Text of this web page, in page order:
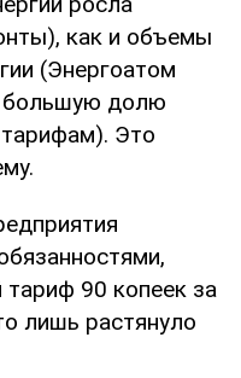
как и объемы
(Энергоатом
большую долю
Это
90 копеек за
лишь растянуло